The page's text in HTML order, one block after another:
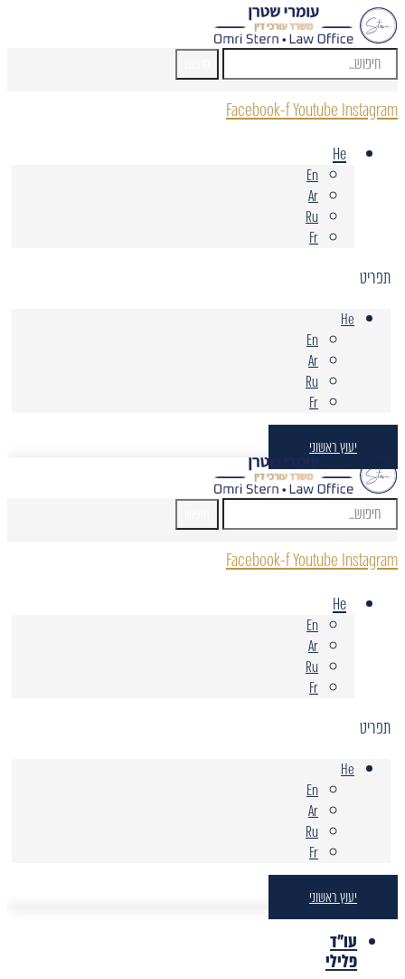
Facebook-fYoutube Instagram
He
En
Ar
Ru
Fr
תפריט
He
En
Ar
Ru
Fr
יעוץ ראשוני
Facebook-fYoutube Instagram
He
En
Ar
Ru
Fr
תפריט
He
En
Ar
Ru
Fr
יעוץ ראשוני
עו"ד
פלילי